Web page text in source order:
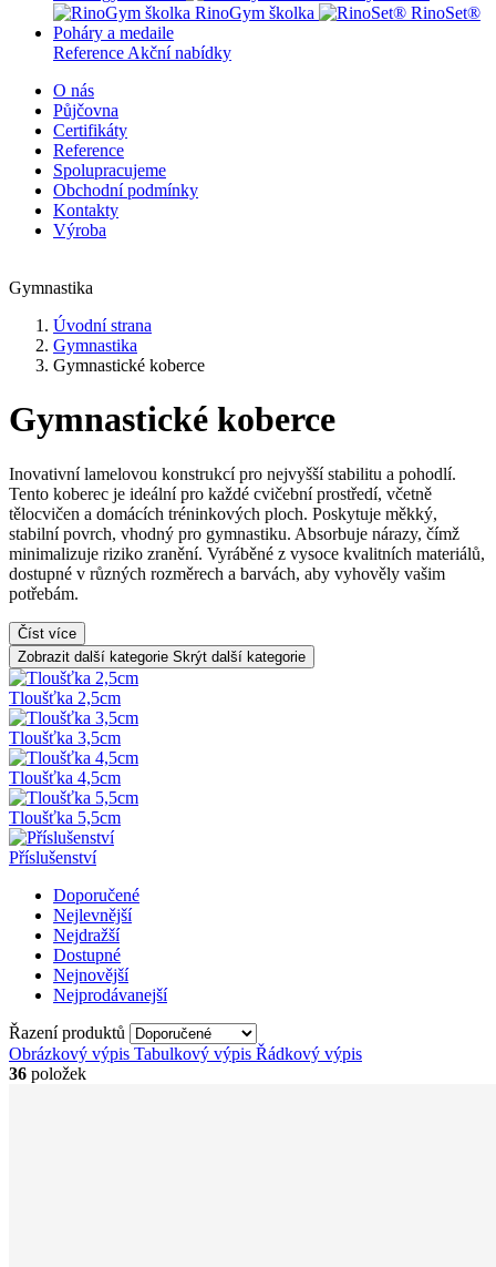
RinoGym školka
RinoSet®
Poháry a medaile
Reference Akční nabídky
O nás
Půjčovna
Certifikáty
Reference
Spolupracujeme
Obchodní podmínky
Kontakty
Výroba
Gymnastika
Úvodní strana
Gymnastika
Gymnastické koberce
Gymnastické koberce
Inovativní lamelovou konstrukcí pro nejvyšší stabilitu a pohodlí.
Tento koberec je ideální pro každé cvičební prostředí, včetně
tělocvičen a domácích tréninkových ploch. Poskytuje měkký,
stabilní povrch, vhodný pro gymnastiku. Absorbuje nárazy, čímž
minimalizuje riziko zranění. Vyráběné z vysoce kvalitních materiálů,
dostupné v různých rozměrech a barvách, aby vyhověly vašim
potřebám.
Číst více
Zobrazit další kategorie Skrýt další kategorie
Tloušťka 2,5cm
Tloušťka 3,5cm
Tloušťka 4,5cm
Tloušťka 5,5cm
Příslušenství
Doporučené
Nejlevnější
Nejdražší
Dostupné
Nejnovější
Nejprodávanejší
Řazení produktů
Obrázkový výpis Tabulkový výpis Řádkový výpis
36 položek